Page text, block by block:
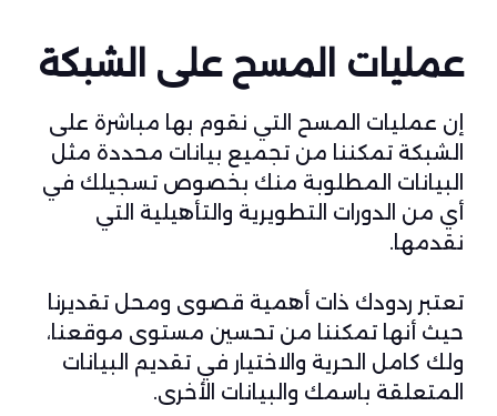
عمليات المسح على الشبكة
إن عمليات المسح التي نقوم بها مباشرة على
الشبكة تمكننا من تجميع بيانات محددة مثل
البيانات المطلوبة منك بخصوص تسجيلك في
أي من الدورات التطويرية والتأهيلية التي
نقدمها.
تعتبر ردودك ذات أهمية قصوى ومحل تقديرنا
حيث أنها تمكننا من تحسين مستوى موقعنا،
ولك كامل الحرية والاختيار في تقديم البيانات
المتعلقة باسمك والبيانات الأخرى.